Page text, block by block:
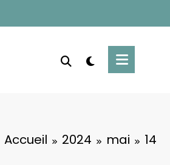
Accueil 2024 mai 14